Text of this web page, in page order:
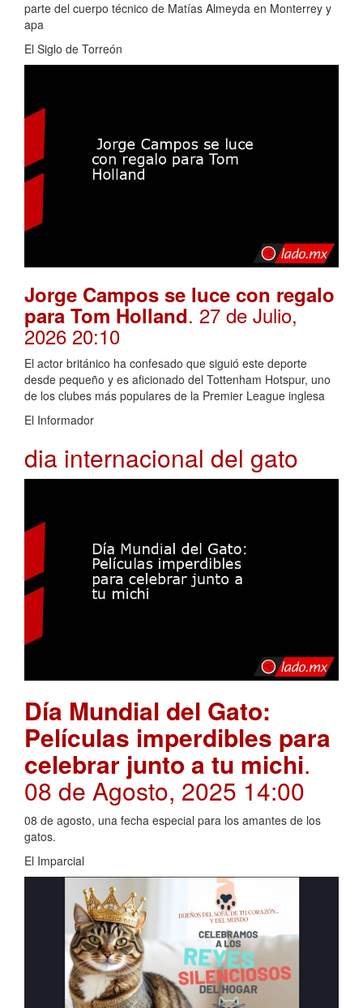
parte del cuerpo técnico de Matías Almeyda en Monterrey y
apa
El Siglo de Torreón
Jorge Campos se luce con regalo
para Tom Holland. 27 de Julio,
2026 20:10
El actor británico ha confesado que siguió este deporte
desde pequeño y es aficionado del Tottenham Hotspur, uno
de los clubes más populares de la Premier League inglesa
El Informador
dia internacional del gato
Día Mundial del Gato:
Películas imperdibles para
celebrar junto a tu michi.
08 de Agosto, 2025 14:00
08 de agosto, una fecha especial para los amantes de los
gatos.
El Imparcial